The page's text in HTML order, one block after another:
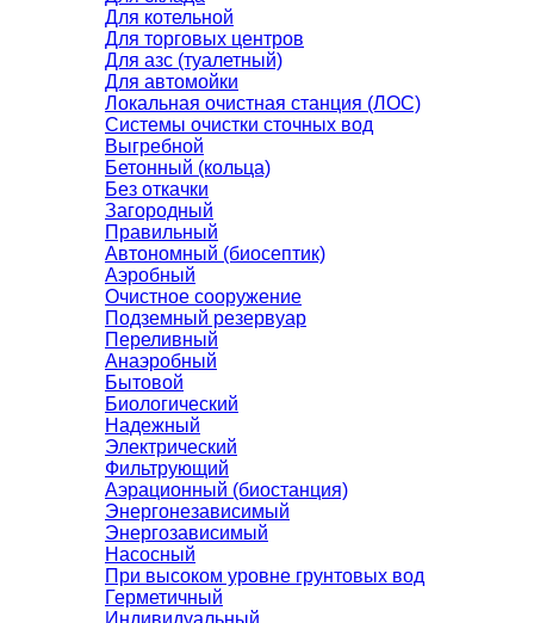
Для котельной
Для торговых центров
Для азс (туалетный)
Для автомойки
Локальная очистная станция (ЛОС)
Системы очистки сточных вод
Выгребной
Бетонный (кольца)
Без откачки
Загородный
Правильный
Автономный (биосептик)
Аэробный
Очистное сооружение
Подземный резервуар
Переливный
Анаэробный
Бытовой
Биологический
Надежный
Электрический
Фильтрующий
Аэрационный (биостанция)
Энергонезависимый
Энергозависимый
Насосный
При высоком уровне грунтовых вод
Герметичный
Индивидуальный